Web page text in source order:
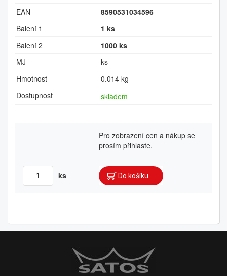
EAN
8590531034596
Balení 1
1 ks
Balení 2
1000 ks
MJ
ks
Hmotnost
0.014 kg
Dostupnost
skladem
Pro zobrazení cen a nákup se
prosím přihlaste.
ks